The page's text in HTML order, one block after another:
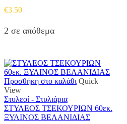
€3.50
2 σε απόθεμα
Προσθήκη στο καλάθι Quick
View
Στυλεοί - Στυλιάρια
ΣΤΥΛΕΟΣ ΤΣΕΚΟΥΡΙΩΝ 60εκ.
ΞΥΛΙΝΟΣ ΒΕΛΑΝΙΔΙΑΣ